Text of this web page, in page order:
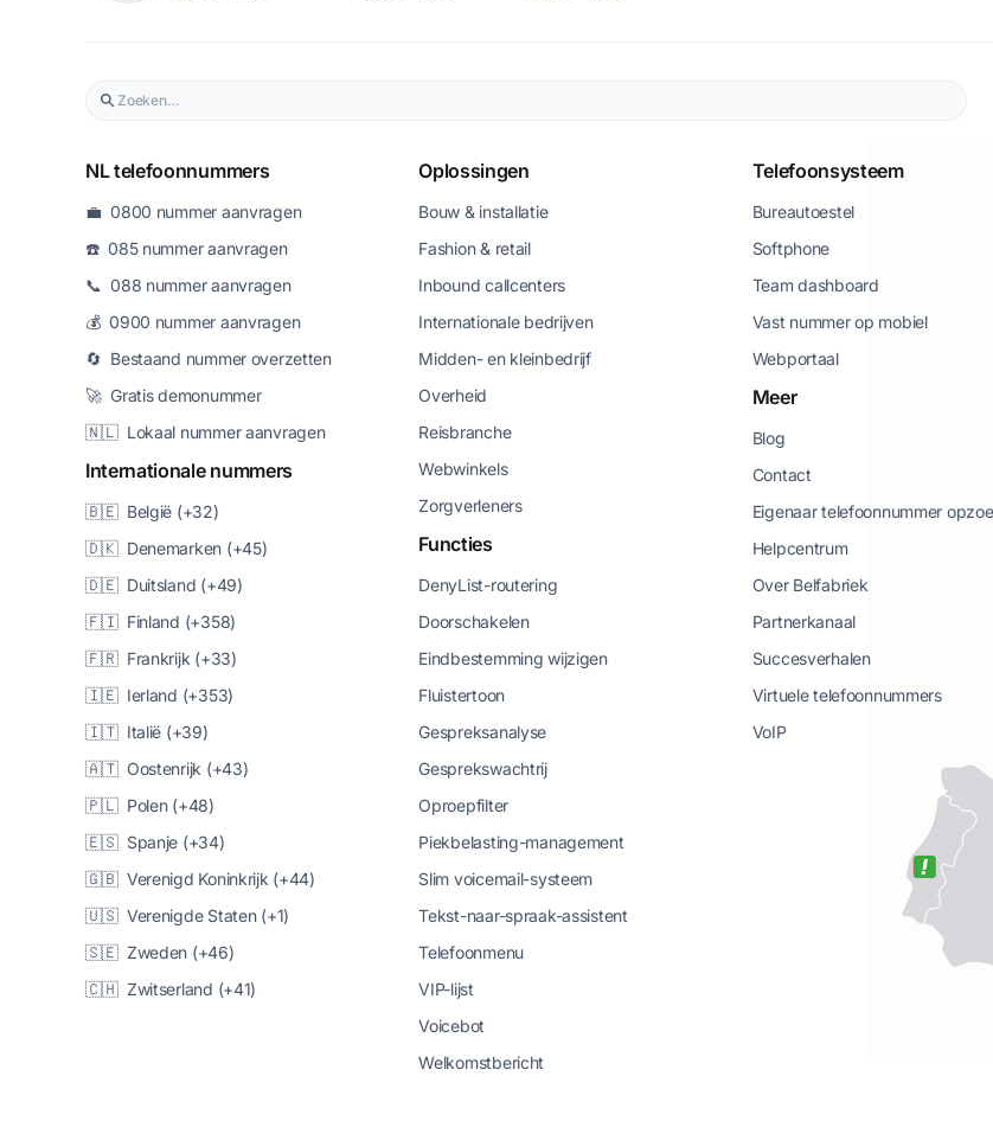
NL telefoonnummers
💼 0800 nummer aanvragen
☎️ 085 nummer aanvragen
📞 088 nummer aanvragen
💰 0900 nummer aanvragen
🔄 Bestaand nummer overzetten
🚀 Gratis demonummer
🇳🇱 Lokaal nummer aanvragen
Internationale nummers
🇧🇪 België (+32)
🇩🇰 Denemarken (+45)
🇩🇪 Duitsland (+49)
🇫🇮 Finland (+358)
🇫🇷 Frankrijk (+33)
🇮🇪 Ierland (+353)
🇮🇹 Italië (+39)
🇦🇹 Oostenrijk (+43)
🇵🇱 Polen (+48)
🇪🇸 Spanje (+34)
🇬🇧 Verenigd Koninkrijk (+44)
🇺🇸 Verenigde Staten (+1)
🇸🇪 Zweden (+46)
🇨🇭 Zwitserland (+41)
Oplossingen
Bouw & installatie
Fashion & retail
Inbound callcenters
Internationale bedrijven
Midden- en kleinbedrijf
Overheid
Reisbranche
Webwinkels
Zorgverleners
Functies
DenyList-routering
Doorschakelen
Eindbestemming wijzigen
Fluistertoon
Gespreksanalyse
Gesprekswachtrij
Oproepfilter
Piekbelasting-management
Slim voicemail-systeem
Tekst-naar-spraak-assistent
Telefoonmenu
VIP-lijst
Voicebot
Welkomstbericht
Telefoonsysteem
Bureautoestel
Softphone
Team dashboard
Vast nummer op mobiel
Webportaal
Meer
Blog
Contact
Eigenaar telefoonnummer
Helpcentrum
Over Belfabriek
Partnerkanaal
Succesverhalen
Virtuele telefoonnummers
VoIP